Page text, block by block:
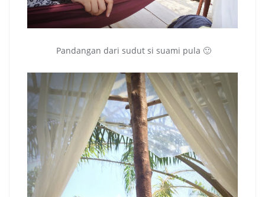
Pandangan dari sudut si suami pula 🙂